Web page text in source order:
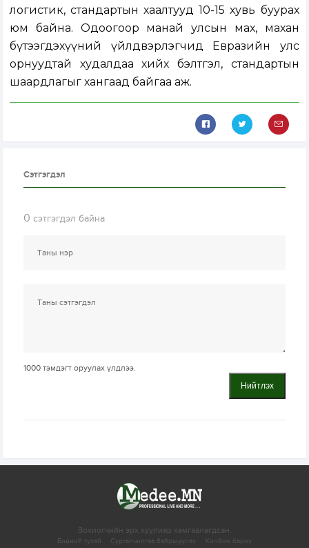
логистик, стандартын хаалтууд 10-15 хувь буурах
юм байна. Одоогоор манай улсын мах, махан
бүтээгдэхүүний үйлдвэрлэгчид Евразийн улс
орнуудтай худалдаа хийх бэлтгэл, стандартын
шаардлагыг хангаад байгаа аж.
Сэтгэгдэл
0 сэтгэгдэл байна
1000 тэмдэгт оруулах үлдлээ.
Нийтлэх
Зохиогчийн эрх хуулиар хамгаалагдсан.
Бидний тухай Сурталчилгаа байршуулах Холбоо барих